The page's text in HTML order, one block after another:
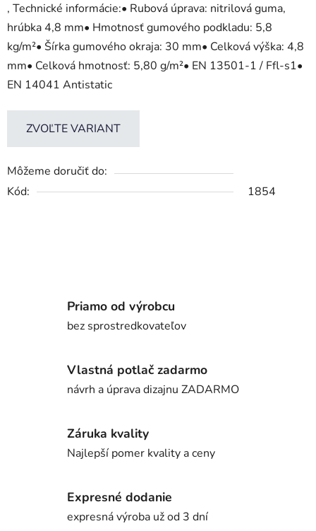
, Technické informácie:• Rubová úprava: nitrilová guma,
hrúbka 4,8 mm• Hmotnosť gumového podkladu: 5,8
kg/m²• Šírka gumového okraja: 30 mm• Celková výška: 4,8
mm• Celková hmotnosť: 5,80 g/m²• EN 13501-1 / Ffl-s1•
EN 14041 Antistatic
ZVOĽTE VARIANT
Môžeme doručiť do:
Kód:
1854
Priamo od výrobcu
bez sprostredkovateľov
Vlastná potlač zadarmo
návrh a úprava dizajnu ZADARMO
Záruka kvality
Najlepší pomer kvality a ceny
Expresné dodanie
expresná výroba už od 3 dní